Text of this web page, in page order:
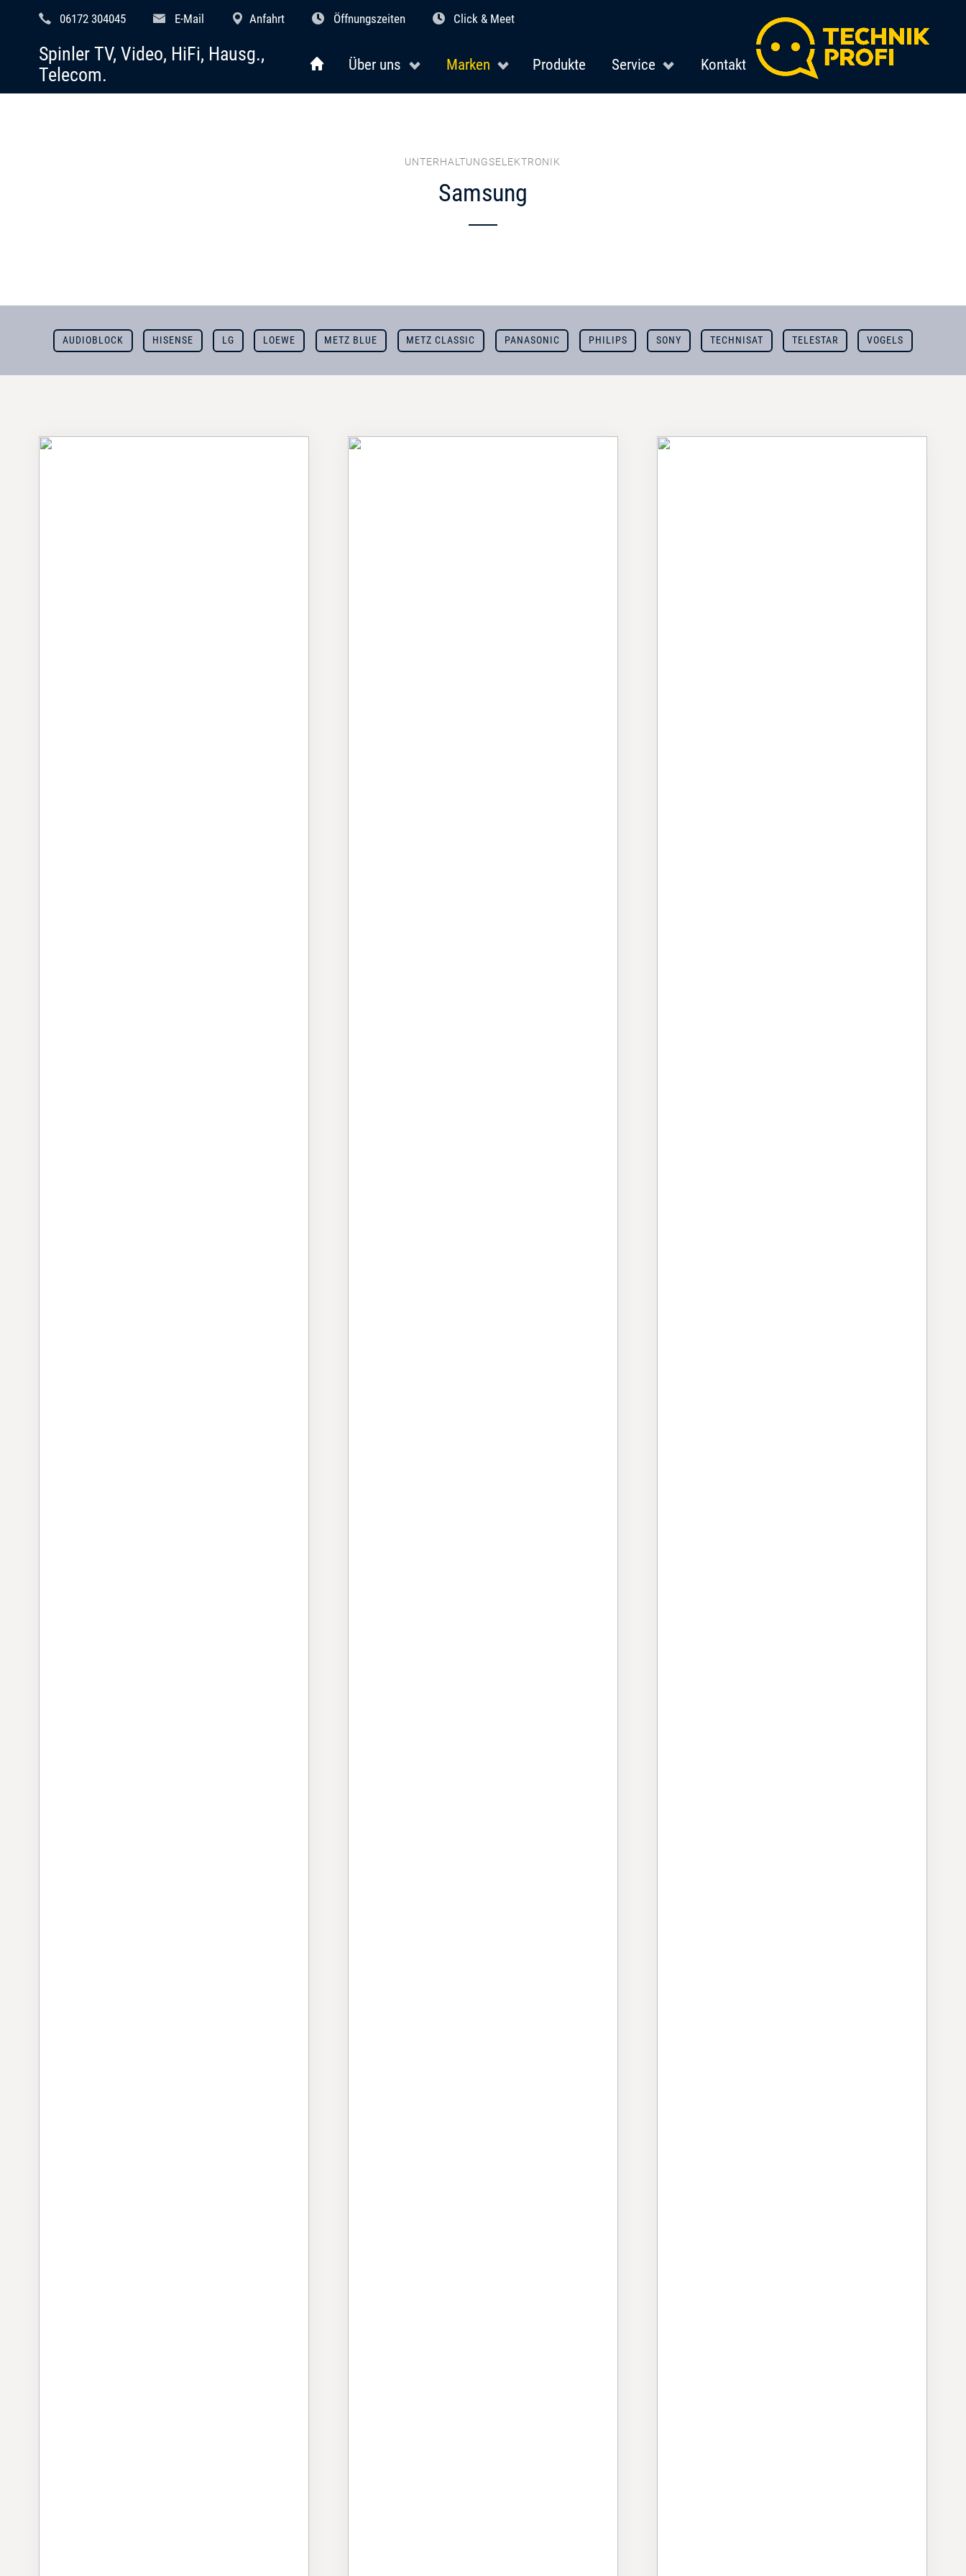
06172 304045 E-Mail Anfahrt Öffnungszeiten Click & Meet
Über uns Marken Produkte Service Kontakt
Spinler TV, Video, HiFi, Hausg.,
Telecom.
UNTERHALTUNGSELEKTRONIK
Samsung
AUDIOBLOCK HISENSE LG LOEWE METZ BLUE METZ CLASSIC PANASONIC PHILIPS SONY TECHNISAT TELESTAR VOGELS